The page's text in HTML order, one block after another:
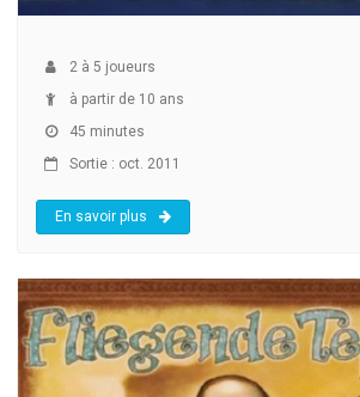
2 à 5 joueurs
à partir de 10 ans
45 minutes
Sortie : oct. 2011
En savoir plus